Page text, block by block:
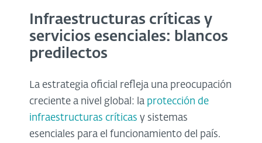
Infraestructuras críticas y
servicios esenciales: blancos
predilectos
La estrategia oficial refleja una preocupación
creciente a nivel global: la protección de
infraestructuras críticas y sistemas
esenciales para el funcionamiento del país.